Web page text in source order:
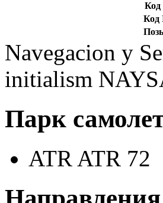
Код
Код
Navegacion y
initialism
Парк
ATR ATR 72